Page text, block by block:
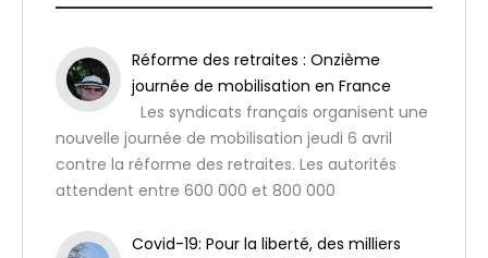
Réforme des retraites : Onzième
journée de mobilisation en France
Les syndicats français organisent une
nouvelle journée de mobilisation jeudi 6 avril
contre la réforme des retraites. Les autorités
attendent entre 600 000 et 800 000
Covid-19: Pour la liberté, des milliers